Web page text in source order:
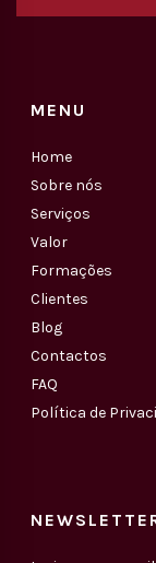
MENU
Home
Sobre nós
Serviços
Valor
Formações
Clientes
Blog
Contactos
FAQ
Política de